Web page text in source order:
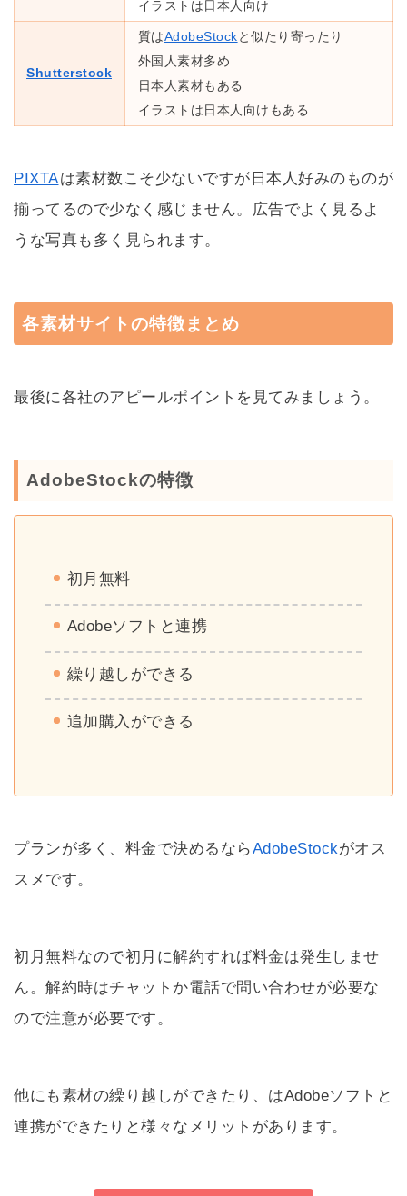
イラストは日本人向け
Shutterstock
質はAdobeStock と似たり寄ったり
外国人素材多め
日本人素材もある
イラストは日本人向けもある
PIXTAは素材数こそ少ないですが日本人好みのものが
揃ってるので少なく感じません。広告でよく見るよ
うな写真も多く見られます。
各素材サイトの特徴まとめ
最後に各社のアピールポイントを見てみましょう。
AdobeStockの特徴
初月無料
Adobeソフトと連携
繰り越しができる
追加購入ができる
プランが多く、料金で決めるならAdobeStockがオス
スメです。
初月無料なので初月に解約すれば料金は発生しませ
ん。解約時はチャットか電話で問い合わせが必要な
ので注意が必要です。
他にも素材の繰り越しができたり、はAdobeソフトと
連携ができたりと様々なメリットがあります。